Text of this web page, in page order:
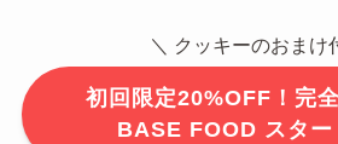
＼ クッキーのおまけ
初回限定20%OFF！完
BASE FOOD スター